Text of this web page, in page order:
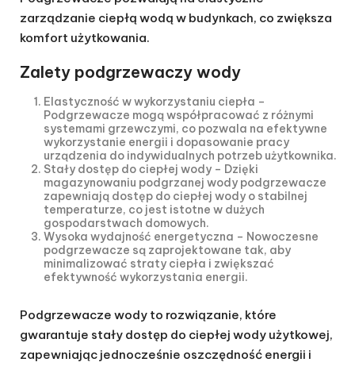
zarządzanie ciepłą wodą w budynkach, co zwiększa
komfort użytkowania.
Zalety podgrzewaczy wody
Elastyczność w wykorzystaniu ciepła –
Podgrzewacze mogą współpracować z różnymi
systemami grzewczymi, co pozwala na efektywne
wykorzystanie energii i dopasowanie pracy
urządzenia do indywidualnych potrzeb użytkownika.
Stały dostęp do ciepłej wody – Dzięki
magazynowaniu podgrzanej wody podgrzewacze
zapewniają dostęp do ciepłej wody o stabilnej
temperaturze, co jest istotne w dużych
gospodarstwach domowych.
Wysoka wydajność energetyczna – Nowoczesne
podgrzewacze są zaprojektowane tak, aby
minimalizować straty ciepła i zwiększać
efektywność wykorzystania energii.
Podgrzewacze wody to rozwiązanie, które
gwarantuje stały dostęp do ciepłej wody użytkowej,
zapewniając jednocześnie oszczędność energii i